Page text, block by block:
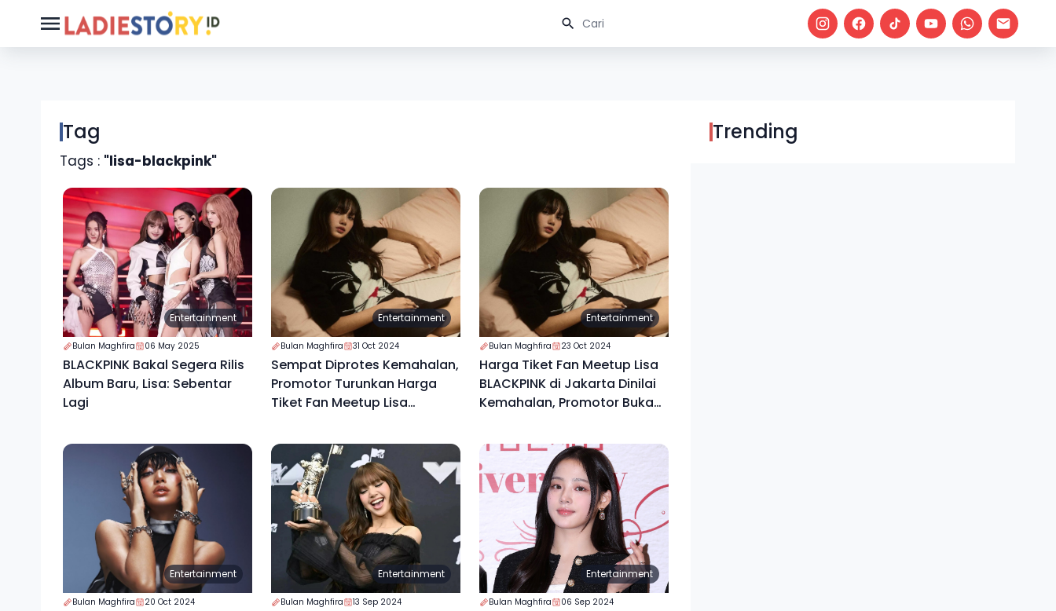
Tag
Tags : "lisa-blackpink"
Entertainment
Bulan Maghfira 06 May 2025
BLACKPINK Bakal Segera Rilis
Album Baru, Lisa: Sebentar
Lagi
Entertainment
Bulan Maghfira 31 Oct 2024
Sempat Diprotes Kemahalan,
Promotor Turunkan Harga
Tiket Fan Meetup Lisa
Entertainment
Bulan Maghfira 23 Oct 2024
Harga Tiket Fan Meetup Lisa
BLACKPINK di Jakarta Dinilai
Kemahalan, Promotor Buka
Entertainment
Bulan Maghfira 20 Oct 2024
Entertainment
Bulan Maghfira 13 Sep 2024
Entertainment
Bulan Maghfira 06 Sep 2024
Trending